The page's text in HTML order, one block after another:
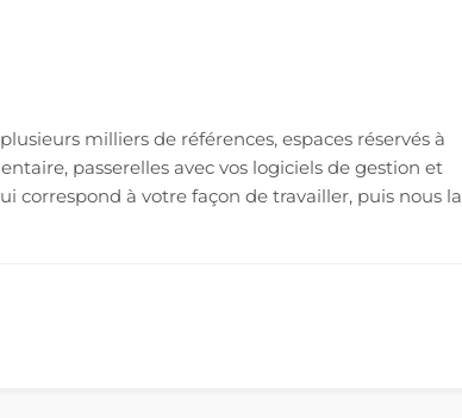
milliers de références, espaces réservés à
passerelles avec vos logiciels de gestion et
à votre façon de travailler, puis nous la